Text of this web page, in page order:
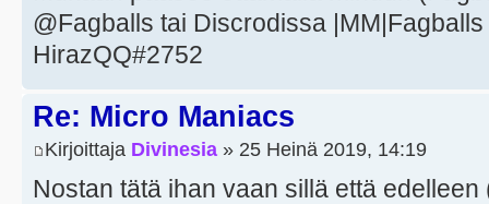
@Fagballs tai Discrodissa
HirazQQ#2752
Re: Micro Maniacs
Kirjoittaja Divinesia » 25 Heinä 2019, 14:19
Nostan tätä ihan vaan sillä että